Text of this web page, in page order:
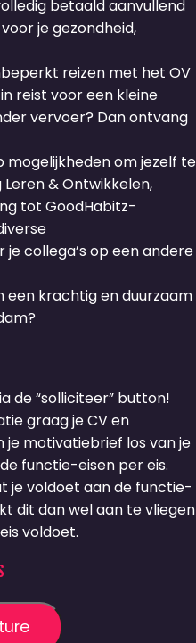
betaald aanvullend
je gezondheid,
reizen met het OV
reist voor een kleine
vervoer? Dan ontvang
mogelijkheden om jezelf te
& Ontwikkelen,
tot GoodHabitz-
collega’s op een andere
een krachtig en duurzaam
de “solliciteer” button!
graag je CV en
je motivatiebrief los van je
functie-eisen per eis.
je voldoet aan de functie-
dit dan wel aan te vliegen
voldoet.